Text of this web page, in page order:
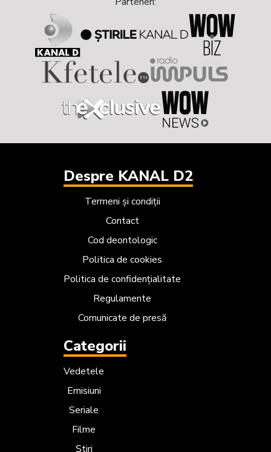
Despre KANAL D2
Termeni și condiții
Contact
Cod deontologic
Politica de cookies
Politica de confidențialitate
Regulamente
Comunicate de presă
Categorii
Vedetele
Emisiuni
Seriale
Filme
Știri